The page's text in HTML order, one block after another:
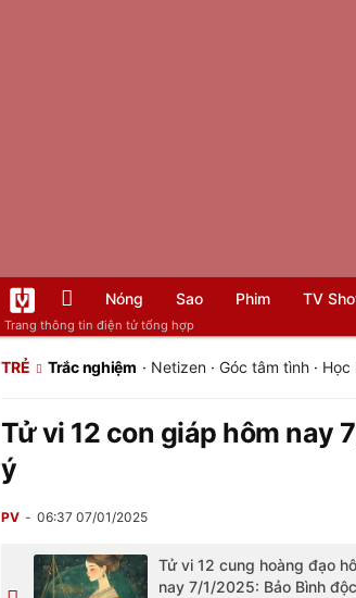
Trang thông tin điện tử tổng hợp
Nóng Sao Phim TV
TRẺ Trắc nghiệm · Netizen· Góc tâm tình· Học
Tử vi 12 con giáp hôm nay
ý
PV 06:37 07/01/2025
Tử vi 12 cung hoàng đạo
nay 7/1/2025: Bảo Bình độc